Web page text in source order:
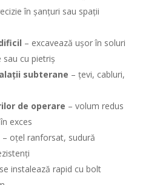
în șanțuri sau spații
– excavează ușor în soluri
cu pietriș
subterane – țevi, cabluri,
de operare – volum redus
exces
– oțel ranforsat, sudură
instalează rapid cu bolt